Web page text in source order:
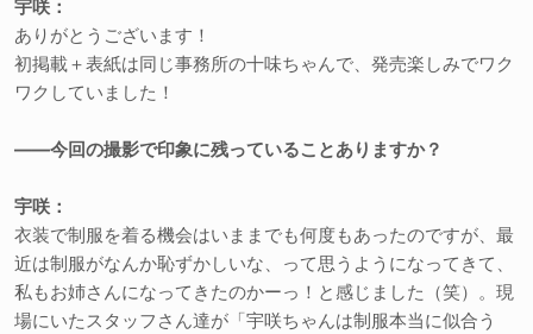
宇咲：
ありがとうございます！
初掲載＋表紙は同じ事務所の十味ちゃんで、発売楽しみでワク
ワクしていました！
――今回の撮影で印象に残っていることありますか？
宇咲：
衣装で制服を着る機会はいままでも何度もあったのですが、最
近は制服がなんか恥ずかしいな、って思うようになってきて、
私もお姉さんになってきたのかーっ！と感じました（笑）。現
場にいたスタッフさん達が「宇咲ちゃんは制服本当に似合う